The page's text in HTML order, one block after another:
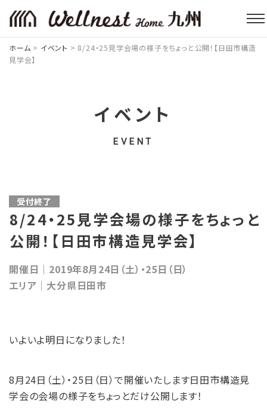
ホーム > イベント > 8/24・25見学会場の様子をちょっと公開！【日田市構造
見学会】
イベント
EVENT
受付終了
8/24・25見学会場の様子をちょっと
公開！【日田市構造見学会】
開催日｜2019年8月24日（土）・25日（日）
エリア｜大分県日田市
いよいよ明日になりました！
8月24日（土）・25日（日）で開催いたします日田市構造見
学会の会場の様子をちょっとだけ公開します！